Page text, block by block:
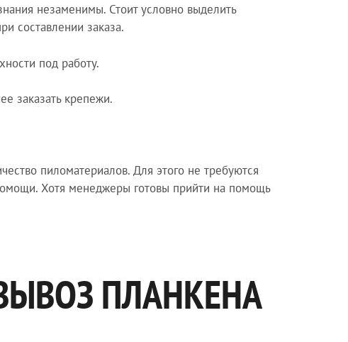
незаменимы. Стоит условно выделить
составлении заказа.
под работу.
заказать крепежи.
пиломатериалов. Для этого не требуются
Хотя менеджеры готовы прийти на помощь
ПЛАНКЕНА